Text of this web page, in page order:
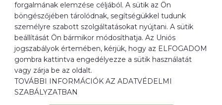
forgalmának elemzése céljából. A sütik az Ön
böngészőjében tárolódnak, segítségükkel tudunk
személyre szabott szolgáltatásokat nyújtani. A sütik
beállítását Ön bármikor módosíthatja. Az Uniós
jogszabályok értemében, kérjük, hogy az ELFOGADOM
gombra kattintva engedélyezze a sütik használatát
vagy zárja be az oldalt.
TOVÁBBI INFORMÁCIÓK AZ ADATVÉDELMI
SZABÁLYZATBAN
Cím
1137 Budapest, Radnóti Miklós u. 40.
Email
info@ﬁltermax.hu
Telefon
+36 20 520 0967
Weboldal
www.ﬁltermax.hu